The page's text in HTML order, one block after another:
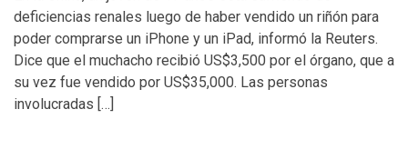
deficiencias renales luego de haber vendido un riñón para
poder comprarse un iPhone y un iPad, informó la Reuters.
Dice que el muchacho recibió US$3,500 por el órgano, que a
su vez fue vendido por US$35,000. Las personas
involucradas […]